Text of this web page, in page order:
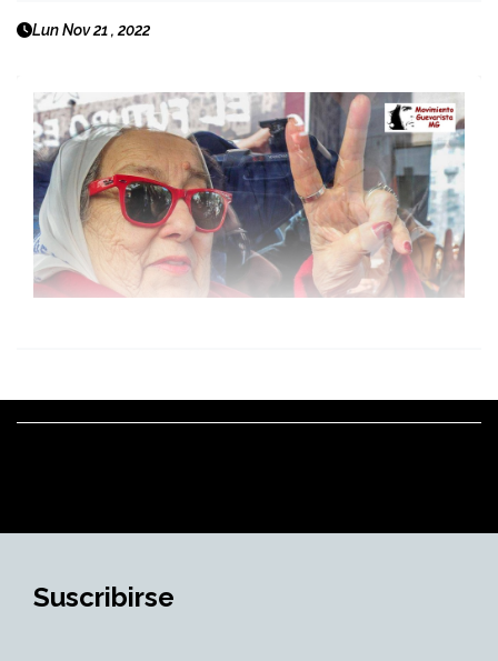
Lun Nov 21 , 2022
Suscribirse